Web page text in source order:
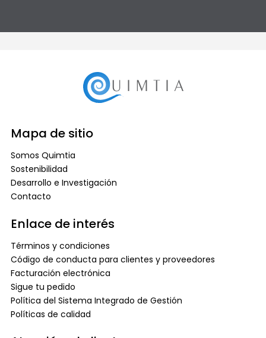
Mapa de sitio
Somos Quimtia
Sostenibilidad
Desarrollo e Investigación
Contacto
Enlace de interés
Términos y condiciones
Código de conducta para clientes y proveedores
Facturación electrónica
Sigue tu pedido
Política del Sistema Integrado de Gestión
Políticas de calidad